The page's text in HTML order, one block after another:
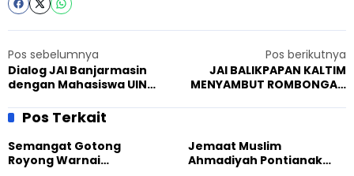
Pos sebelumnya
Dialog JAI Banjarmasin
dengan Mahasiswa UIN
Pos berikutnya
JAI BALIKPAPAN KALTIM
MENYAMBUT ROMBONGAN
Pos Terkait
Semangat Gotong
Royong Warnai
Jemaat Muslim
Ahmadiyah Pontianak